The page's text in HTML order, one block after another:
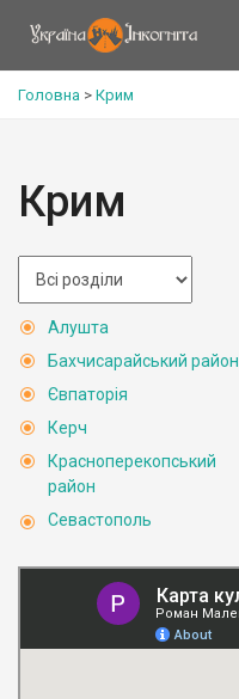
Головна > Крим
Крим
Алушта
Бахчисарайський район
Євпаторія
Керч
Красноперекопський
район
Севастополь